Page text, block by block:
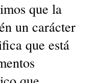
que la
un carácter
que está